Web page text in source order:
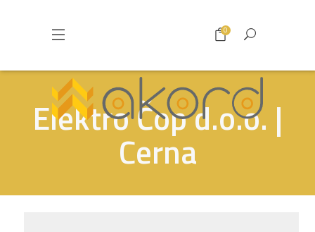
0
Elektro Čop d.o.o. |
Cerna